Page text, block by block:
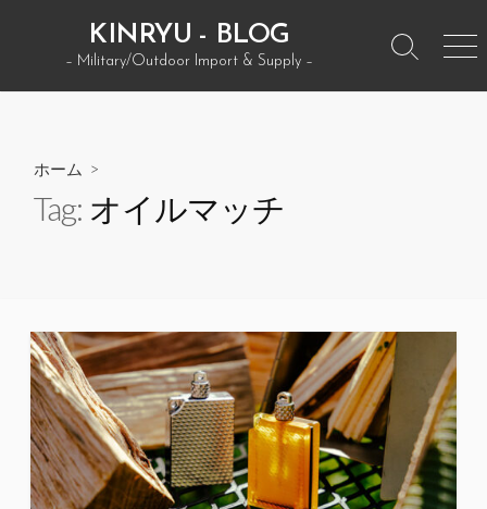
ン
KINRYU - BLOG
– Military/Outdoor Import & Supply –
検
メ
ホーム >
Tag: オイルマッチ